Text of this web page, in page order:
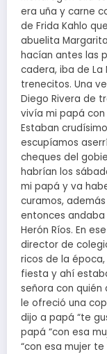
era uña y carne
de Frida Kahlo
abuelita
hacían antes las
cadera, iba de La
trenecitos. Una
Diego Rivera de
vivía mi papá
Estaban
escupíamos
cheques del
habrían los
mi papá y va
curamos,
entonces
Herón Ríos. En
director de
ricos de la
fiesta y ahí
señora con quién
le ofreció una
dijo a papá “te
papá “con esa
“con esa mujer